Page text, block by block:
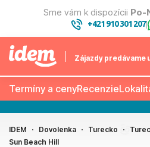
Sme vám k dispozícii Po-
+421 910 301 207|
Zájazdy predávame
Termíny a cenyRecenzie
IDEM Dovolenka Turecko
Sun Beach Hill